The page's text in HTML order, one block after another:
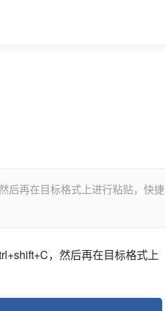
后再在目标格式上进行粘贴，快捷
，然后再在目标格式上